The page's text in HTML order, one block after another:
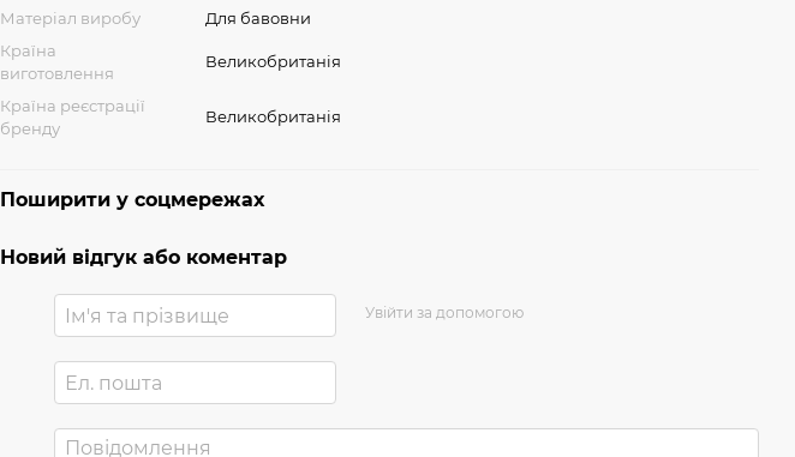
Матеріал виробу
Для бавовни
Країна
виготовлення
Великобританія
Країна реєстрації
бренду
Великобританія
Поширити у соцмережах
Новий відгук або коментар
Увійти за допомогою